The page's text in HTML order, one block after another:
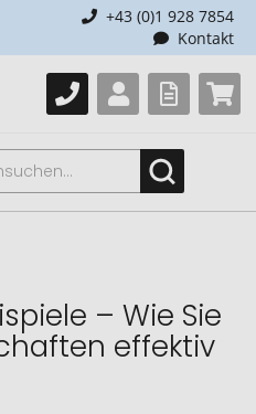
+43 (0)1 928 7854
Kontakt
– Wie Sie
effektiv